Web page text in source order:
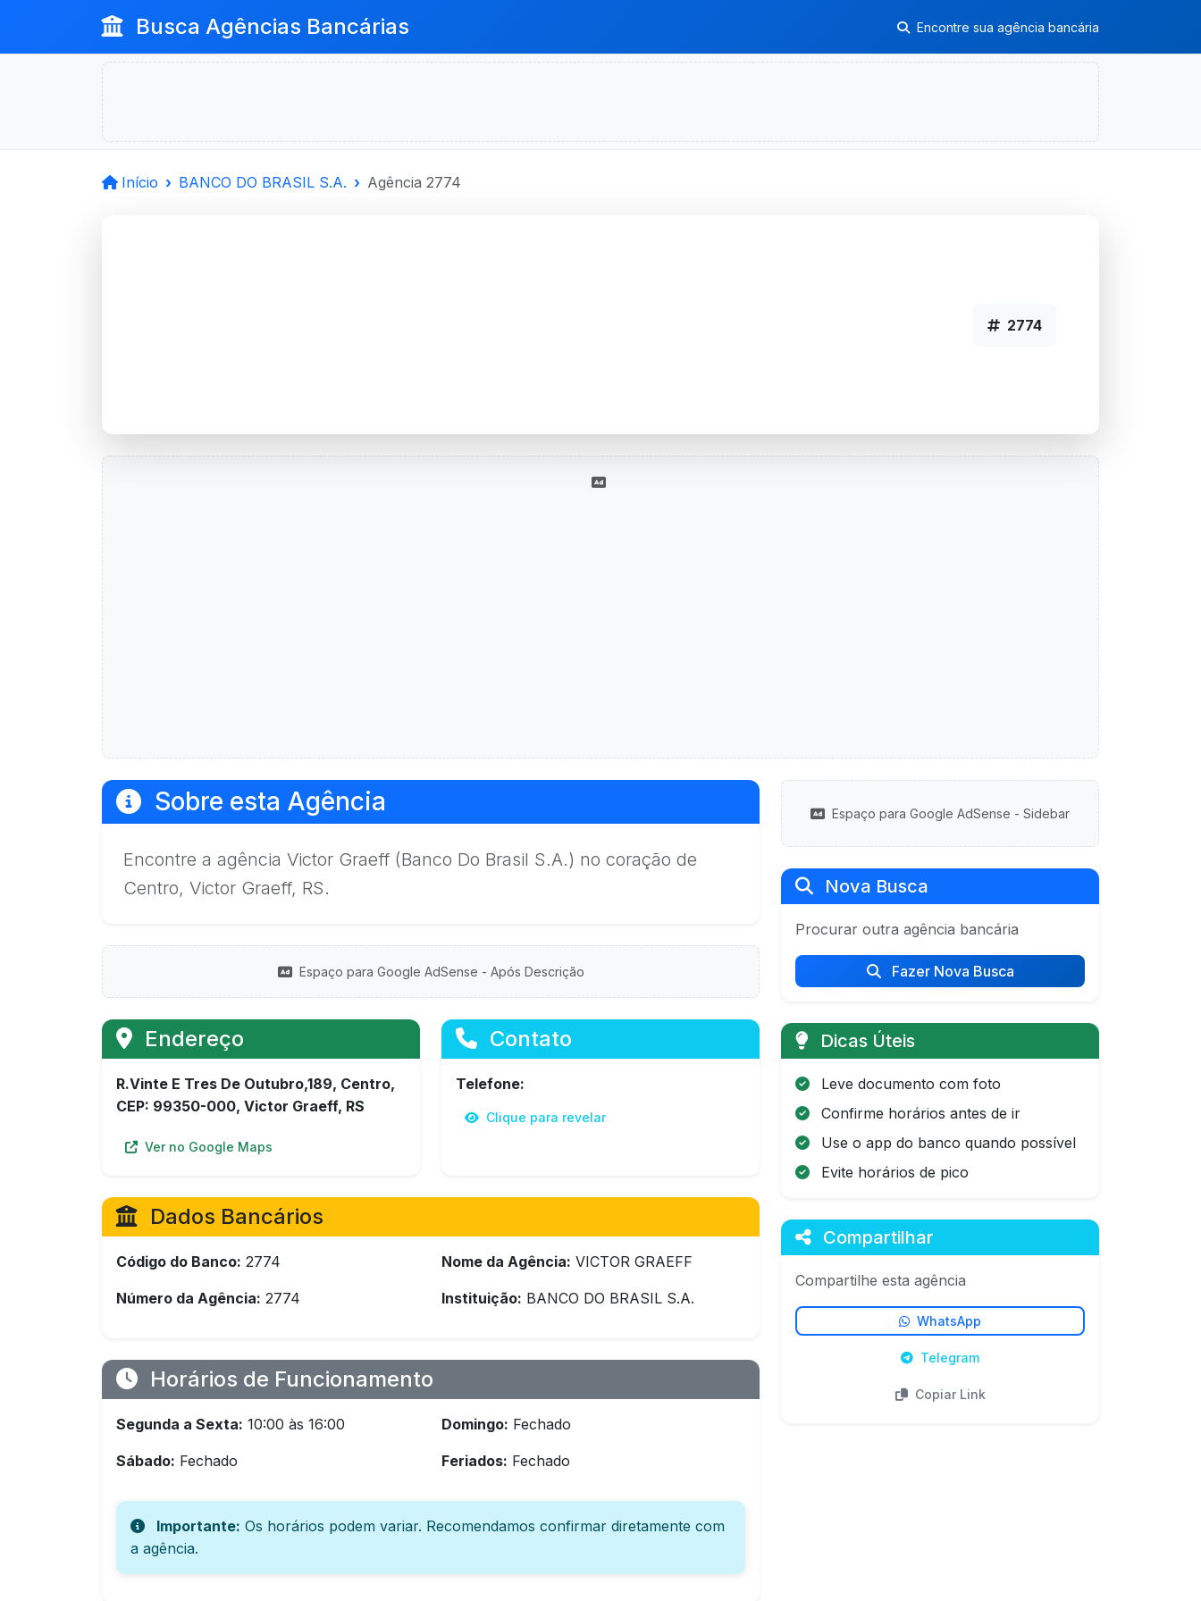
Busca Agências Bancárias Encontre sua agência bancária
Início BANCO DO BRASIL S.A. Agência 2774
2774
Sobre esta Agência
Encontre a agência Victor Graeff (Banco Do Brasil S.A.) no coração de
Centro, Victor Graeff, RS.
Espaço para Google AdSense - Após Descrição
Endereço
R.Vinte E Tres De Outubro,189, Centro,
CEP: 99350-000, Victor Graeff, RS
Ver no Google Maps
Contato
Telefone:
Clique para revelar
Dados Bancários
Código do Banco: 2774
Número da Agência: 2774
Nome da Agência: VICTOR GRAEFF
Instituição: BANCO DO BRASIL S.A.
Horários de Funcionamento
Segunda a Sexta: 10:00 às 16:00
Sábado: Fechado
Domingo: Fechado
Feriados: Fechado
Importante: Os horários podem variar. Recomendamos confirmar diretamente com
a agência.
Espaço para Google AdSense - Sidebar
Nova Busca
Procurar outra agência bancária
Fazer Nova Busca
Dicas Úteis
Leve documento com foto
Confirme horários antes de ir
Use o app do banco quando possível
Evite horários de pico
Compartilhar
Compartilhe esta agência
WhatsApp
Telegram
Copiar Link